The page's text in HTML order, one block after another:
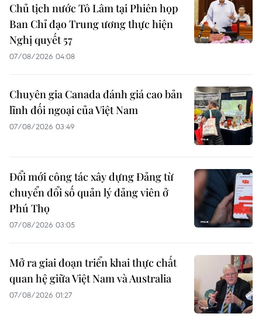
Chủ tịch nước Tô Lâm tại Phiên họp
Ban Chỉ đạo Trung ương thực hiện
Nghị quyết 57
07/08/2026 04:08
Chuyên gia Canada đánh giá cao bản
lĩnh đối ngoại của Việt Nam
07/08/2026 03:49
Đổi mới công tác xây dựng Đảng từ
chuyển đổi số quản lý đảng viên ở
Phú Thọ
07/08/2026 03:05
Mở ra giai đoạn triển khai thực chất
quan hệ giữa Việt Nam và Australia
07/08/2026 01:27